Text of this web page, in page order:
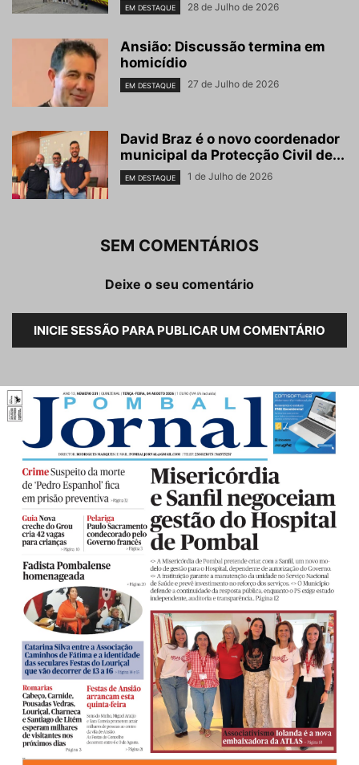
EM DESTAQUE 28 de Julho de 2026
Ansião: Discussão termina em
homicídio
EM DESTAQUE 27 de Julho de 2026
David Braz é o novo coordenador
municipal da Protecção Civil de...
EM DESTAQUE 1 de Julho de 2026
SEM COMENTÁRIOS
Deixe o seu comentário
INICIE SESSÃO PARA PUBLICAR UM COMENTÁRIO